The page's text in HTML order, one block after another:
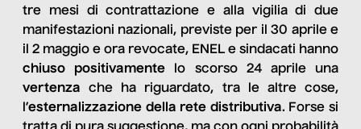
tre mesi di contrattazione e alla vigilia di due
manifestazioni nazionali, previste per il 30 aprile e
il 2 maggio e ora revocate, ENEL e sindacati hanno
chiuso positivamente lo scorso 24 aprile una
vertenza che ha riguardato, tra le altre cose,
l’esternalizzazione della rete distributiva. Forse si